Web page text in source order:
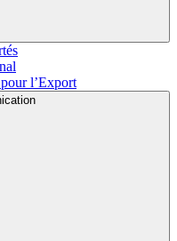
l’Export